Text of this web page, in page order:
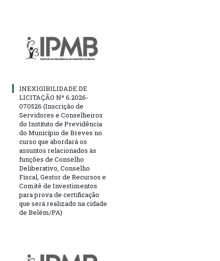
INEXIGIBILIDADE DE
LICITAÇÃO Nº 6.2026-
070526 (Inscrição de
Servidores e Conselheiros
do Instituto de Previdência
do Município de Breves no
curso que abordará os
assuntos relacionados às
funções de Conselho
Deliberativo, Conselho
Fiscal, Gestor de Recursos e
Comitê de Investimentos
para prova de certificação
que será realizado na cidade
de Belém/PA)